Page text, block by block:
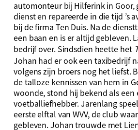
automonteur bij Hilferink in Goor,
dienst en repareerde in die tijd ’s
bij de firma Ten Duis. Na de
een baan en is er altijd gebleven.
bedrijf over. Sindsdien heette het
Johan had er ook een taxibedrijf
volgens zijn broers nog het liefst.
de talloze kennissen van hem in
woonde, stond hij bekend als een
voetballiefhebber. Jarenlang
eerste elftal van WVV, de club
gebleven. Johan trouwde met